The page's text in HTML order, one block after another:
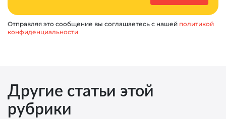
Отправляя это сообщение вы соглашаетесь с нашей политикой
конфиденциальности
Другие статьи этой
рубрики